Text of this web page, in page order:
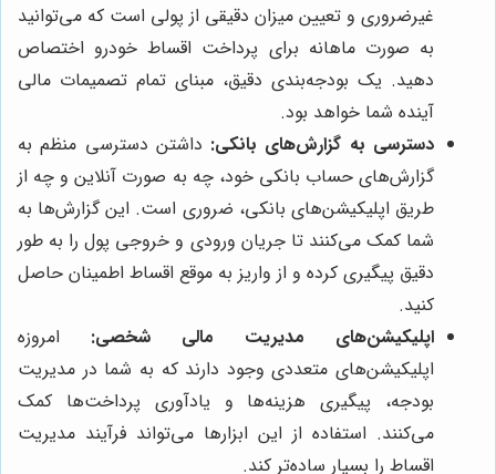
غیرضروری و تعیین میزان دقیقی از پولی است که می‌توانید
به صورت ماهانه برای پرداخت اقساط خودرو اختصاص
دهید. یک بودجه‌بندی دقیق، مبنای تمام تصمیمات مالی
آینده شما خواهد بود.
دسترسی به گزارش‌های بانکی: داشتن دسترسی منظم به
گزارش‌های حساب بانکی خود، چه به صورت آنلاین و چه از
طریق اپلیکیشن‌های بانکی، ضروری است. این گزارش‌ها به
شما کمک می‌کنند تا جریان ورودی و خروجی پول را به طور
دقیق پیگیری کرده و از واریز به موقع اقساط اطمینان حاصل
کنید.
اپلیکیشن‌های مدیریت مالی شخصی: امروزه
اپلیکیشن‌های متعددی وجود دارند که به شما در مدیریت
بودجه، پیگیری هزینه‌ها و یادآوری پرداخت‌ها کمک
می‌کنند. استفاده از این ابزارها می‌تواند فرآیند مدیریت
اقساط را بسیار ساده‌تر کند.